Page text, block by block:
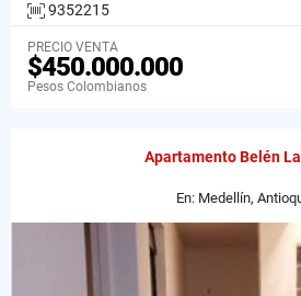
9352215
PRECIO VENTA
$450.000.000
Pesos Colombianos
Apartamento Belén
En: Medellín,